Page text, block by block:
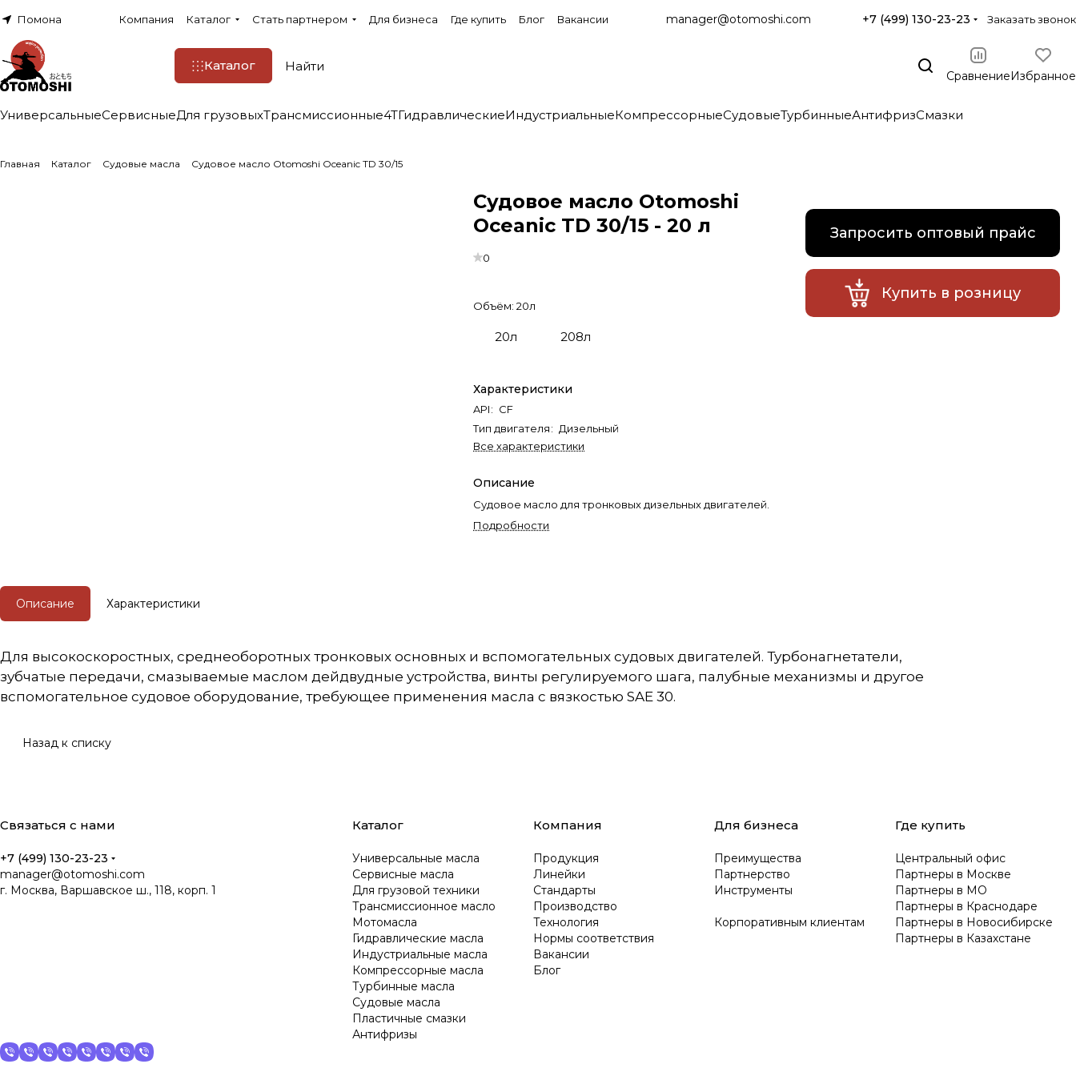
Помона Компания Каталог Стать партнером Для бизнеса Где купить Блог Вакансии manager@otomoshi.com +7 (499) 130-23-23 Заказать звонок
Каталог
СравнениеИзбранное
УниверсальныеСервисныеДля грузовыхТрансмиссионные4TГидравлическиеИндустриальныеКомпрессорныеСудовыеТурбинныеАнтифризСмазки
Главная Каталог Судовые масла Судовое масло Otomoshi Oceanic TD 30/15
Судовое масло Otomoshi
Oceanic TD 30/15 - 20 л
0
Объём:20л
20л 208л
Характеристики
API: CF
Тип двигателя: Дизельный
Все характеристики
Описание
Судовое масло для тронковых дизельных двигателей.
Подробности
Запросить оптовый прайс
Купить в розницу
Описание Характеристики
Для высокоскоростных, среднеоборотных тронковых основных и вспомогательных судовых двигателей. Турбонагнетатели,
зубчатые передачи, смазываемые маслом дейдвудные устройства, винты регулируемого шага, палубные механизмы и другое
вспомогательное судовое оборудование, требующее применения масла с вязкостью SAE 30.
Назад к списку
Связаться с нами
+7 (499) 130-23-23
manager@otomoshi.com
г. Москва, Варшавское ш., 118, корп. 1
Каталог
Универсальные масла
Сервисные масла
Для грузовой техники
Трансмиссионное масло
Мотомасла
Гидравлические масла
Индустриальные масла
Компрессорные масла
Турбинные масла
Судовые масла
Пластичные смазки
Антифризы
Компания
Продукция
Линейки
Стандарты
Производство
Технология
Нормы соответствия
Вакансии
Блог
Для бизнеса
Преимущества
Партнерство
Инструменты
Корпоративным клиентам
Где купить
Центральный офис
Партнеры в Москве
Партнеры в МО
Партнеры в Краснодаре
Партнеры в Новосибирске
Партнеры в Казахстане